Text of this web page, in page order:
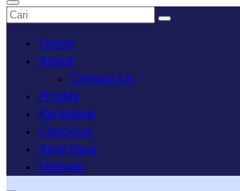
Search
Home
About
Contact Us
Produk
Keranjang
Checkout
Akun Saya
Sitemap